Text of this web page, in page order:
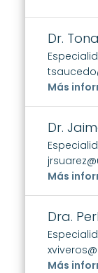
Dr.
Más
Dr.
Más
Dra.
Más